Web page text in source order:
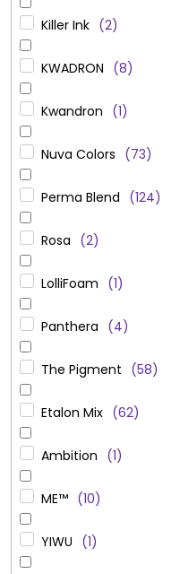
Killer Ink 2
KWADRON 8
Kwandron 1
Nuva Colors 73
Perma Blend 124
Rosa 2
LolliFoam 1
Panthera 4
The Pigment 58
Etalon Mix 62
Ambition 1
ME™ 10
YIWU 1